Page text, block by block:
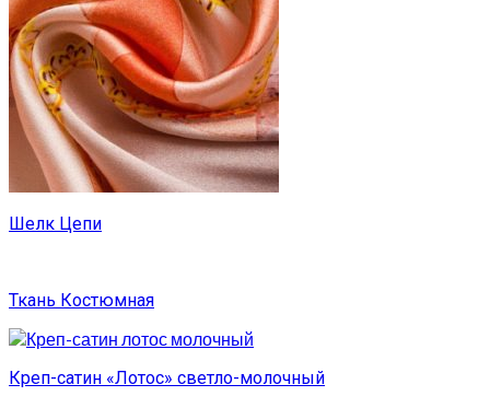
Шелк Цепи
Ткань Костюмная
Креп-сатин «Лотос» светло-молочный